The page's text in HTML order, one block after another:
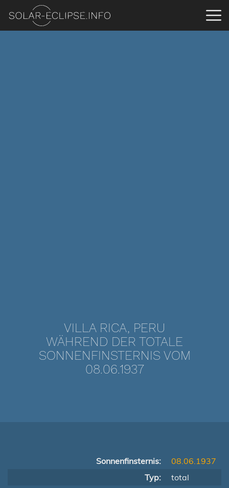
VILLA RICA, PERU
WÄHREND DER TOTALE
SONNENFINSTERNIS VOM
08.06.1937
Sonnenfinsternis:
08.06.1937
Typ:
total